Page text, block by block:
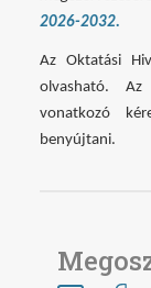
2026-2032.
Az Oktatási
olvasható. Az
vonatkozó
benyújtani.